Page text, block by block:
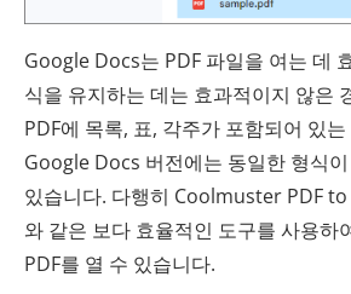
Google Docs는 PDF 파일을 여는 데
식을 유지하는 데는 효과적이지 않은
PDF에 목록, 표, 각주가 포함되어 있
Google Docs 버전에는 동일한 형식
있습니다. 다행히 Coolmuster PDF
와 같은 보다 효율적인 도구를 사용하
PDF를 열 수 있습니다.